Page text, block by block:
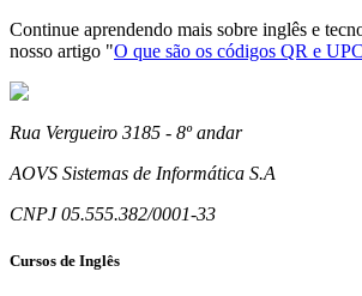
Continue aprendendo mais sobre inglês e
nosso artigo "O que são os códigos QR e
Rua Vergueiro 3185 - 8º andar
AOVS Sistemas de Informática S.A
CNPJ 05.555.382/0001-33
Cursos de Inglês